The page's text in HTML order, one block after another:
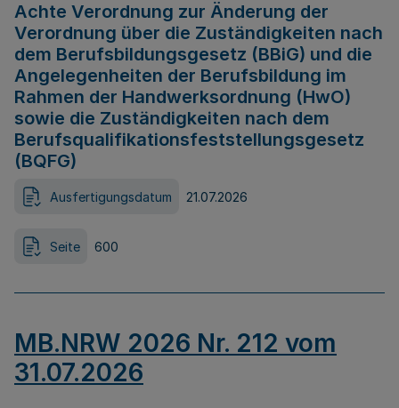
Achte Verordnung zur Änderung der
Verordnung über die Zuständigkeiten nach
dem Berufsbildungsgesetz (BBiG) und die
Angelegenheiten der Berufsbildung im
Rahmen der Handwerksordnung (HwO)
sowie die Zuständigkeiten nach dem
Berufsqualifikationsfeststellungsgesetz
(BQFG)
Ausfertigungsdatum 21.07.2026
Seite 600
MB.NRW 2026 Nr. 212 vom
31.07.2026